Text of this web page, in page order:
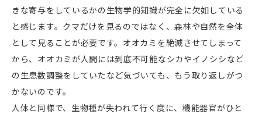
きな寄与をしているかの生物学的知識が完全に欠如している
と感じます。クマだけを見るのではなく、森林や自然を全体
として見ることが必要です。オオカミを絶滅させてしまって
から、オオカミが人間には到底不可能なシカやイノシシなど
の生息数調整をしていたなど気づいても、もう取り返しがつ
かないのです。
人体と同様で、生物種が失われて行く度に、機能器官がひと